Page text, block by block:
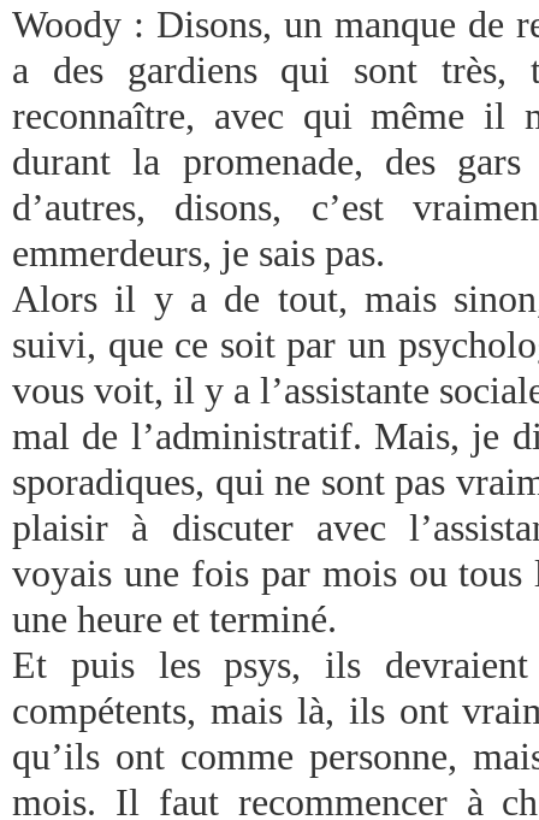
Woody : Disons, un manque de
a des gardiens qui sont
reconnaître, avec qui même il
durant la promenade, des
d’autres, disons, c’est
emmerdeurs, je sais pas.
Alors il y a de tout, mais
suivi, que ce soit par un
vous voit, il y a l’assistante
mal de l’administratif. Mais, je
sporadiques, qui ne sont pas
plaisir à discuter avec
voyais une fois par mois ou tous
une heure et terminé.
Et puis les psys, ils
compétents, mais là, ils ont
qu’ils ont comme personne,
mois. Il faut recommencer à